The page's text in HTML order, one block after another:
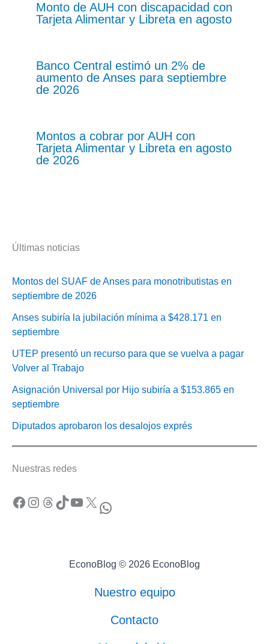
Monto de AUH con discapacidad con
Tarjeta Alimentar y Libreta en agosto
Banco Central estimó un 2% de
aumento de Anses para septiembre
de 2026
Montos a cobrar por AUH con
Tarjeta Alimentar y Libreta en agosto
de 2026
Últimas noticias
Montos del SUAF de Anses para monotributistas en
septiembre de 2026
Anses subiría la jubilación mínima a $428.171 en
septiembre
UTEP presentó un recurso para que se vuelva a pagar
Volver al Trabajo
Asignación Universal por Hijo subiría a $153.865 en
septiembre
Diputados aprobaron los desalojos exprés
Nuestras redes
Facebook Instagram Threads TikTok YouTube X WhatsApp
EconoBlog © 2026 EconoBlog
Nuestro equipo
Contacto